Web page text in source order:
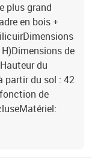
plus grand
en bois +
de
du
partir du sol : 42
de